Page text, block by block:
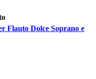
Flauto Dolce Soprano e